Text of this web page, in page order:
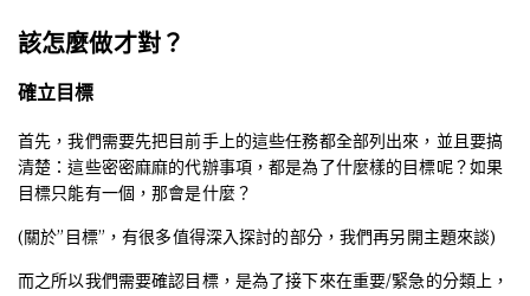
該怎麼做才對？
確立目標
首先，我們需要先把目前手上的這些任務都全部列出來，並且要搞
清楚：這些密密麻麻的代辦事項，都是為了什麼樣的目標呢？如果
目標只能有一個，那會是什麼？
(關於”目標”，有很多值得深入探討的部分，我們再另開主題來談)
而之所以我們需要確認目標，是為了接下來在重要/緊急的分類上，